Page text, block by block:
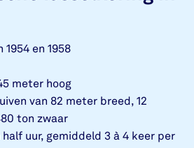
1954 en 1958
meter hoog
van 82 meter breed, 12
ton zwaar
uur, gemiddeld 3 à 4 keer per